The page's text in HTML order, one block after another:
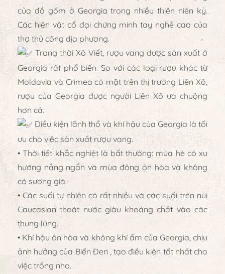
của đồ gốm ở Georgia trong nhiều thiên niên kỷ.
Các hiện vật cổ đại chứng minh tay nghề cao của
thợ thủ công địa phương.
Trong thời Xô Viết, rượu vang được sản xuất ở
Georgia rất phổ biến. So với các loại rượu khác từ
Moldavia và Crimea có mặt trên thị trường Liên Xô,
rượu của Georgia được người Liên Xô ưa chuộng
hơn cả.
Điều kiện lãnh thổ và khí hậu của Georgia là tối
ưu cho việc sản xuất rượu vang.
• Thời tiết khắc nghiệt là bất thường: mùa hè có xu
hướng nắng ngắn và mùa đông ôn hòa và không
có sương giá.
• Các suối tự nhiên có rất nhiều và các suối trên núi
Caucasian thoát nước giàu khoáng chất vào các
thung lũng.
• Khí hậu ôn hòa và không khí ẩm của Georgia, chịu
ảnh hưởng của Biển Đen , tạo điều kiện tốt nhất cho
việc trồng nho.